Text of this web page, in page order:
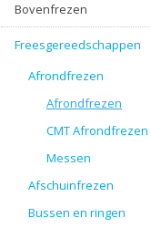
Bovenfrezen
Freesgereedschappen
Afrondfrezen
Afrondfrezen
CMT Afrondfrezen
Messen
Afschuinfrezen
Bussen en ringen